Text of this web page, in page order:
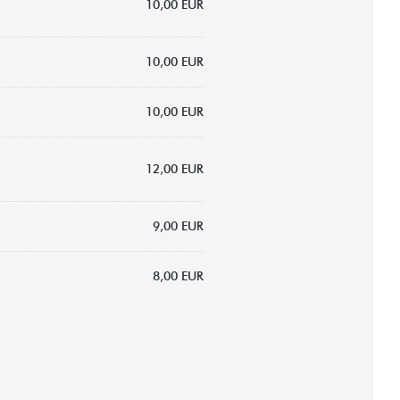
10,00 EUR
10,00 EUR
10,00 EUR
12,00 EUR
9,00 EUR
8,00 EUR